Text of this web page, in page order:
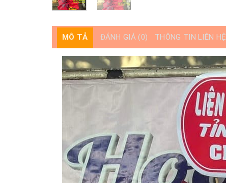
MÔ TẢ ĐÁNH GIÁ (0) THÔNG TIN LIÊN HỆ